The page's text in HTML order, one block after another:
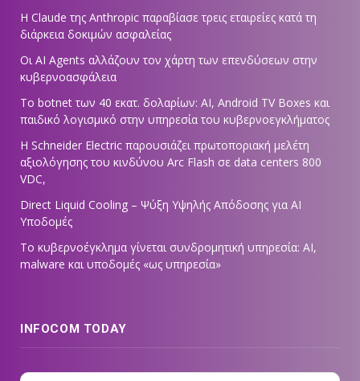
Η Claude της Anthropic παραβίασε τρεις εταιρείες κατά τη
διάρκεια δοκιμών ασφαλείας
Οι AI Agents αλλάζουν τον χάρτη των επενδύσεων στην
κυβερνοασφάλεια
Το botnet των 40 εκατ. δολαρίων: AI, Android TV Boxes και
παιδικό λογισμικό στην υπηρεσία του κυβερνοεγκλήματος
Η Schneider Electric παρουσιάζει πρωτοποριακή μελέτη
αξιολόγησης του κινδύνου Arc Flash σε data centers 800
VDC,
Direct Liquid Cooling – Ψύξη Υψηλής Απόδοσης για AI
Υποδομές
Το κυβερνοέγκλημα γίνεται συνδρομητική υπηρεσία: AI,
malware και υποδομές «ως υπηρεσία»
INFOCOM TODAY